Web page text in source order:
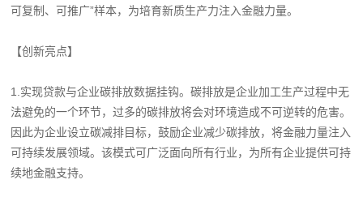
可复制、可推广”样本，为培育新质生产力注入金融力量。
【创新亮点】
1.实现贷款与企业碳排放数据挂钩。碳排放是企业加工生产过程中无
法避免的一个环节，过多的碳排放将会对环境造成不可逆转的危害。
因此为企业设立碳减排目标，鼓励企业减少碳排放，将金融力量注入
可持续发展领域。该模式可广泛面向所有行业，为所有企业提供可持
续地金融支持。